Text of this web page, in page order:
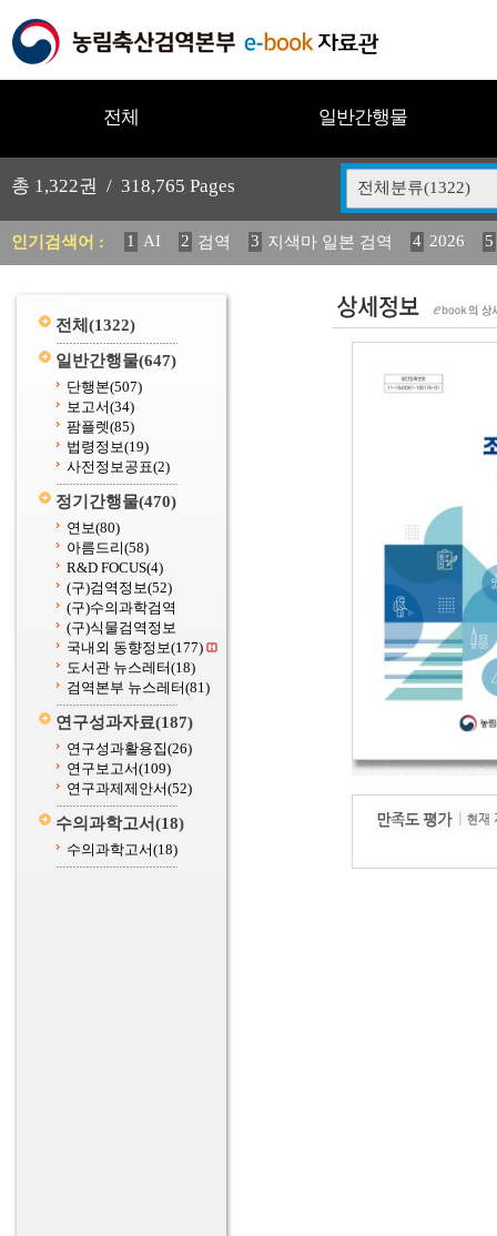
전체 일반간행물
총 1,322권 / 318,765 Pages 전체분류(1322)
인기검색어 : 1 AI 2 검역 3 지색마 일본 검역 4 2026
5
11 2025 12 중독성 식물 도감 13 (2013년도)
전체 (1322)
일반간행물(647)
단행본(507)
보고서(34)
팜플렛(85)
법령정보(19)
사전정보공표(2)
정기간행물(470)
연보(80)
아름드리(58)
R&D FOCUS(4)
(구)검역정보(52)
(구)수의과학검역
(구)식물검역정보
국내외 동향정보(177)
도서관 뉴스레터(18)
검역본부 뉴스레터(81)
연구성과자료(187)
연구성과활용집(26)
연구보고서(109)
연구과제제안서(52)
수의과학고서(18)
수의과학고서(18)